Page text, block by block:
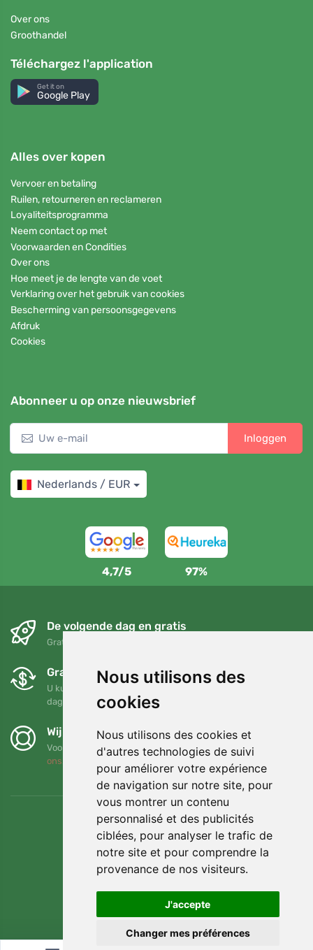
Nous utilisons des
cookies
Nous utilisons des cookies et
d'autres technologies de suivi
pour améliorer votre expérience
de navigation sur notre site, pour
vous montrer un contenu
personnalisé et des publicités
ciblées, pour analyser le trafic de
notre site et pour comprendre la
provenance de nos visiteurs.
J'accepte
Changer mes préférences
Over ons
Groothandel
Téléchargez l'application
Get it on
Google Play
Alles over kopen
Vervoer en betaling
Ruilen, retourneren en reclameren
Loyaliteitsprogramma
Neem contact op met
Voorwaarden en Condities
Over ons
Hoe meet je de lengte van de voet
Verklaring over het gebruik van cookies
Bescherming van persoonsgegevens
Afdruk
Cookies
Abonneer u op onze nieuwsbrief
Inloggen
Nederlands / EUR
4,7/5 97%
De volgende dag en gratis
Gratis verzending voor bestellingen boven 95 EUR
Gratis ruilen en retourneren
U kunt uw bestelling op elk gewenst moment binnen 90
dagen retourneren of ruilen
Wij steunen Trees.org
Voor elke bestelling planten we een boom! Lees meer
ons